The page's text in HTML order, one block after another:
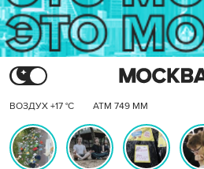
ВОЗДУХ +17 °C АТМ 749 ММ